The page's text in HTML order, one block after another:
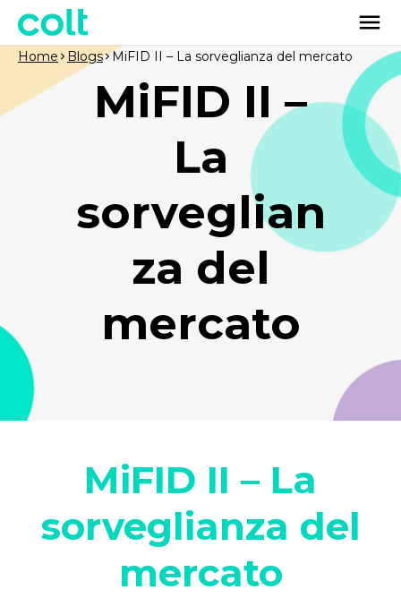
MiFID II –
La
sorveglian
za del
mercato
Home Blogs MiFID II – La sorveglianza del mercato
MiFID II – La
sorveglianza del
mercato